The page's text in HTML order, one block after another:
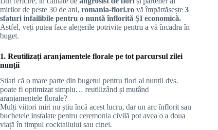
mirilor de peste 30 de ani, romania-flori.ro vă împărtășește 3
sfaturi infailibile pentru o nuntă înflorită ȘI economică.
Astfel, veți putea face alegerile potrivite pentru a vă încadra în
buget.
1. Reutilizați aranjamentele florale pe tot parcursul zilei
nunții
Știați că o mare parte din bugetul pentru flori al nunții dvs.
poate fi optimizat simplu… reutilizând și mutând
aranjamentele florale?
Mulți viitori miri nu știu încă acest lucru, dar un arc înflorit sau
buchetele instalate pentru ceremonia civilă pot avea o a doua
viață în timpul cocktailului sau cinei.